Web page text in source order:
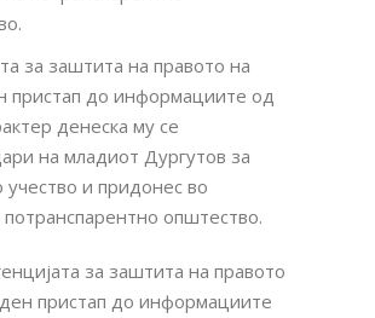
за заштита на правото на
пристап до информациите од
денеска му се
на младиот Дургутов за
учество и придонес во
општество.
за заштита на правото
пристап до информациите